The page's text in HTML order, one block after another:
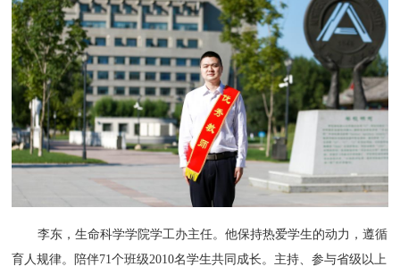
李东，生命科学学院学工办主任。他保持热爱学生的动力，遵循
育人规律。陪伴71个班级2010名学生共同成长。主持、参与省级以上